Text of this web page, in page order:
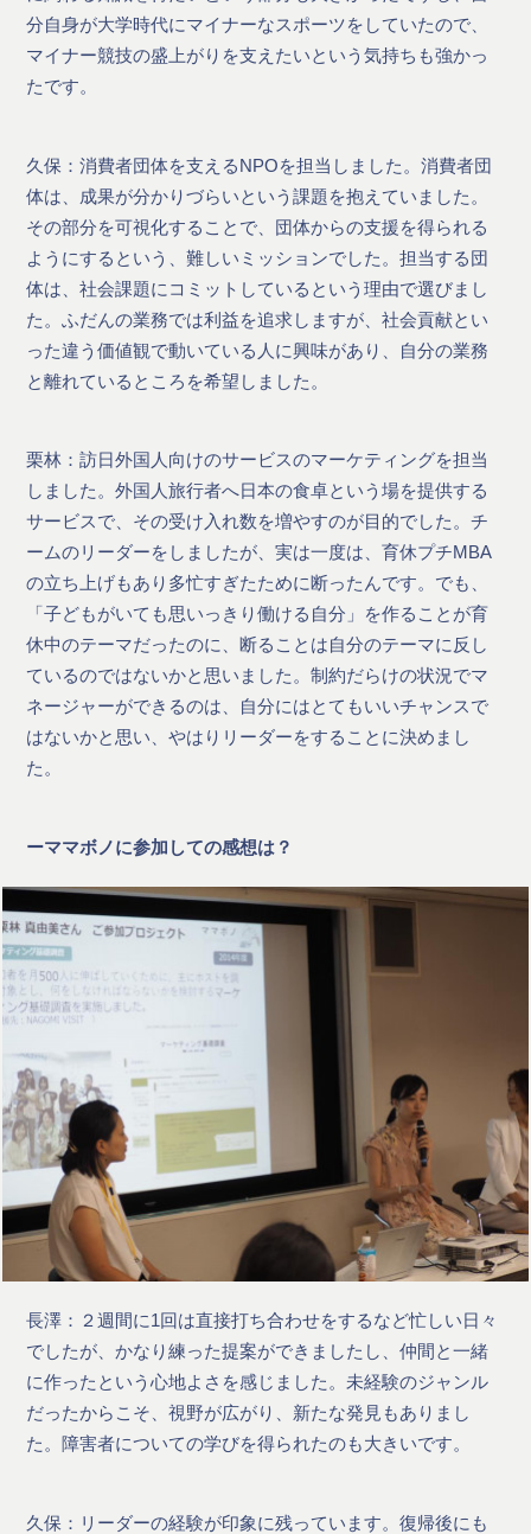
分自身が大学時代にマイナーなスポーツをしていたので、
マイナー競技の盛上がりを支えたいという気持ちも強かっ
たです。
久保：消費者団体を支えるNPOを担当しました。消費者団
体は、成果が分かりづらいという課題を抱えていました。
その部分を可視化することで、団体からの支援を得られる
ようにするという、難しいミッションでした。担当する団
体は、社会課題にコミットしているという理由で選びまし
た。ふだんの業務では利益を追求しますが、社会貢献とい
った違う価値観で動いている人に興味があり、自分の業務
と離れているところを希望しました。
栗林：訪日外国人向けのサービスのマーケティングを担当
しました。外国人旅行者へ日本の食卓という場を提供する
サービスで、その受け入れ数を増やすのが目的でした。チ
ームのリーダーをしましたが、実は一度は、育休プチMBA
の立ち上げもあり多忙すぎたために断ったんです。でも、
「子どもがいても思いっきり働ける自分」を作ることが育
休中のテーマだったのに、断ることは自分のテーマに反し
ているのではないかと思いました。制約だらけの状況でマ
ネージャーができるのは、自分にはとてもいいチャンスで
はないかと思い、やはりリーダーをすることに決めまし
た。
ーママボノに参加しての感想は？
長澤：２週間に1回は直接打ち合わせをするなど忙しい日々
でしたが、かなり練った提案ができましたし、仲間と一緒
に作ったという心地よさを感じました。未経験のジャンル
だったからこそ、視野が広がり、新たな発見もありまし
た。障害者についての学びを得られたのも大きいです。
久保：リーダーの経験が印象に残っています。復帰後にも